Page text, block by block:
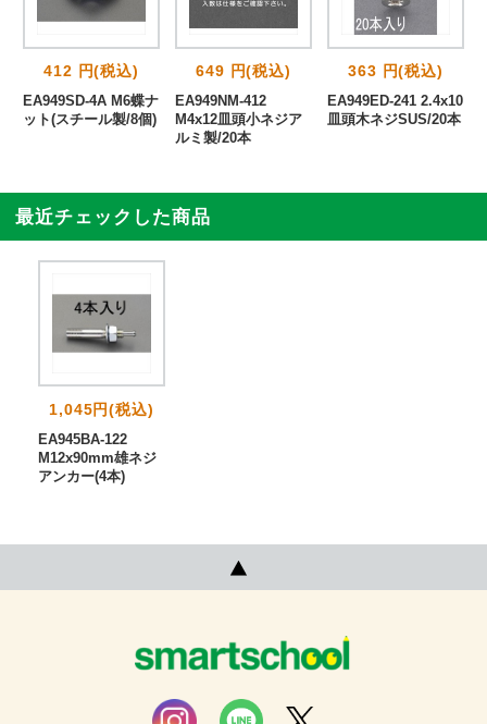
412 円(税込)
EA949SD-4A M6蝶ナ
ット(スチール製/8個)
649 円(税込)
EA949NM-412
M4x12皿頭小ネジア
ルミ製/20本
363 円(税込)
EA949ED-241 2.4x10
皿頭木ネジSUS/20本
最近チェックした商品
1,045円(税込)
EA945BA-122
M12x90mm雄ネジ
アンカー(4本)